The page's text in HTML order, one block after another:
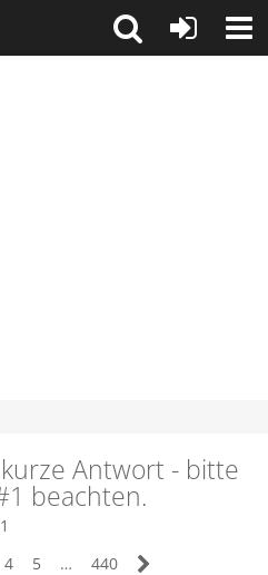
kurze Antwort - bitte
beachten.
4 5 … 440